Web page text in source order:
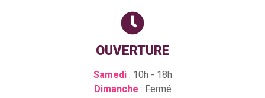
OUVERTURE
Samedi: 10h - 18h
Dimanche : Fermé